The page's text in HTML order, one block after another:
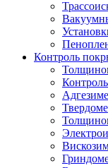
Контроль